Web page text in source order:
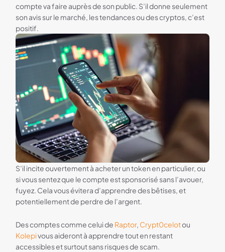
compte va faire auprès de son public. S’il donne seulement
son avis sur le marché, les tendances ou des cryptos, c’est
positif.
S’il incite ouvertement à acheter un token en particulier, ou
si vous sentez que le compte est sponsorisé sans l’avouer,
fuyez. Cela vous évitera d’apprendre des bêtises, et
potentiellement de perdre de l’argent.
Des comptes comme celui de Raptor, Crypt0celotou
Kolepivous aideront à apprendre tout en restant
accessibles et surtout sans risques de scam.